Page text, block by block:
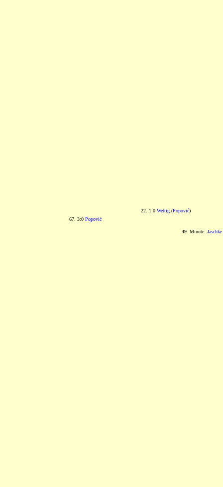
22. 1:0 Wettig(Popović)
67. 3:0 Popović
49. Minute: Jäschke